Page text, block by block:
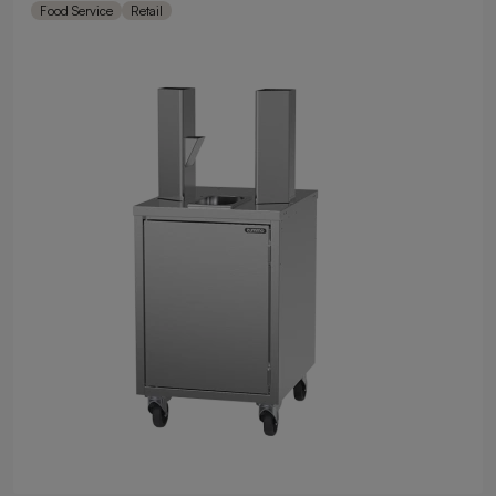
Food Service Retail